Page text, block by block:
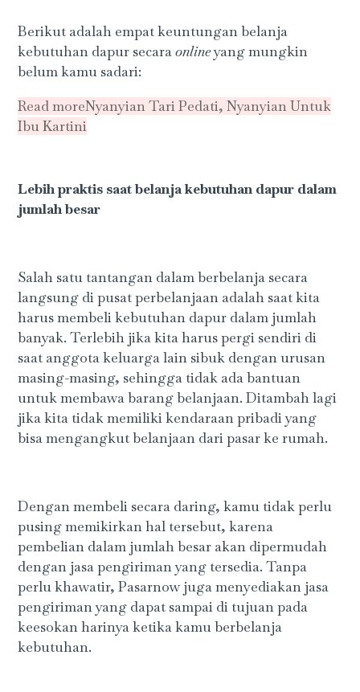
Berikut adalah empat keuntungan belanja
kebutuhan dapur secaraonlineyang mungkin
belum kamu sadari:
Read moreNyanyian Tari Pedati, Nyanyian Untuk
Ibu Kartini
Lebih praktis saat belanja kebutuhan dapur dalam
jumlah besar
Salah satu tantangan dalam berbelanja secara
langsung di pusat perbelanjaan adalah saat kita
harus membeli kebutuhan dapur dalam jumlah
banyak. Terlebih jika kita harus pergi sendiri di
saat anggota keluarga lain sibuk dengan urusan
masing-masing, sehingga tidak ada bantuan
untuk membawa barang belanjaan. Ditambah lagi
jika kita tidak memiliki kendaraan pribadi yang
bisa mengangkut belanjaan dari pasar ke rumah.
Dengan membeli secara daring, kamu tidak perlu
pusing memikirkan hal tersebut, karena
pembelian dalam jumlah besar akan dipermudah
dengan jasa pengiriman yang tersedia. Tanpa
perlu khawatir, Pasarnow juga menyediakan jasa
pengiriman yang dapat sampai di tujuan pada
keesokan harinya ketika kamu berbelanja
kebutuhan.